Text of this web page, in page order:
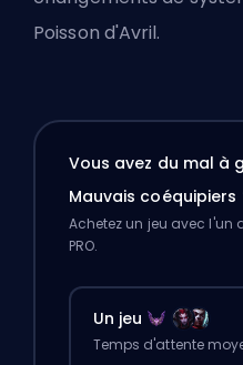
Poisson d'Avril.
Vous avez du mal à
Mauvais coéquipiers
Achetez un jeu avec l'un
PRO.
Un jeu
Temps d'attente